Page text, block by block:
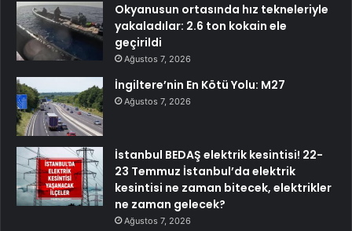
Okyanusun ortasında hız tekneleriyle
yakaladılar: 2.6 ton kokain ele
geçirildi
Ağustos 7, 2026
İngiltere’nin En Kötü Yolu: M27
Ağustos 7, 2026
İstanbul BEDAŞ elektrik kesintisi! 22-
23 Temmuz İstanbul’da elektrik
kesintisi ne zaman bitecek, elektrikler
ne zaman gelecek?
Ağustos 7, 2026